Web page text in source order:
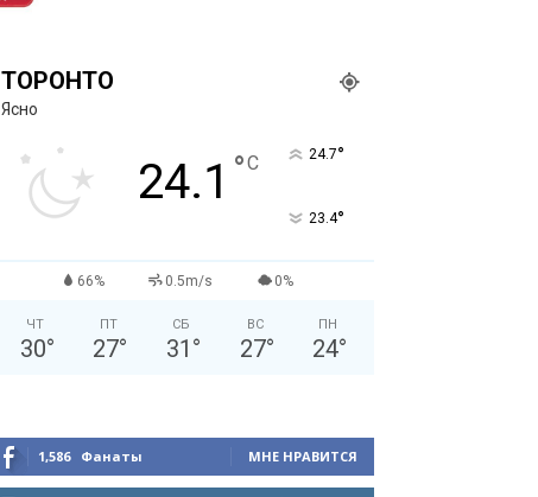
ТОРОНТО
Ясно
24.1 °C 24.7°
23.4°
66% 0.5m/s 0%
ЧТ
30°
ПТ
27°
СБ
31 °
ВС
27°
ПН
24°
1,586 Фанаты МНЕ НРАВИТСЯ